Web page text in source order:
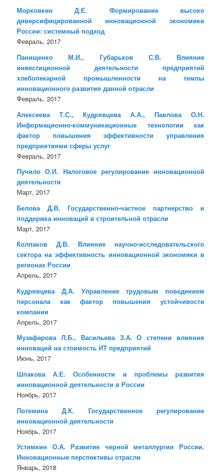
Морковкин Д.Е. Формирование высоко
диверсифицированной инновационной экономики
России: системный подход
Февраль, 2017
Панищенко М.И., Губарьков С.В. Влияние
инвестиционной деятельности предприятий
хлебопекарной промышленности на темпы
инновационного развития данной отрасли
Февраль, 2017
Алексеева Т.С., Кудрявцева А.А., Павлова О.Н.
Информационно-коммуникационные технологии как
фактор повышения эффективности управления
предприятиями сферы услуг
Февраль, 2017
Пучило О.И. Налоговое регулирование инновационной
деятельности
Март, 2017
Белова Д.В. Государственно-частное партнерство и
поддержка инноваций в строительной отрасли
Март, 2017
Колпаков Д.В. Влияние научно-исследовательского
сектора на эффективность инновационной экономики в
регионах России
Апрель, 2017
Кудрявцева Д.А. Управление трудовым поведением
персонала как фактор повышения устойчивости
компании
Апрель, 2017
Музафарова Л.Б., Васильева З.А. О степени влияния
инноваций на стоимость ИТ предприятий
Июнь, 2017
Шпакова А.Е. Особенности и проблемы развития
инновационной деятельности в России
Ноябрь, 2017
Потемина Д.К. Государственное регулирование
инновационной деятельности
Ноябрь, 2017
Устимкин О.А. Развитие черной металлургии России.
Инновационные перспективы отрасли
Январь, 2018